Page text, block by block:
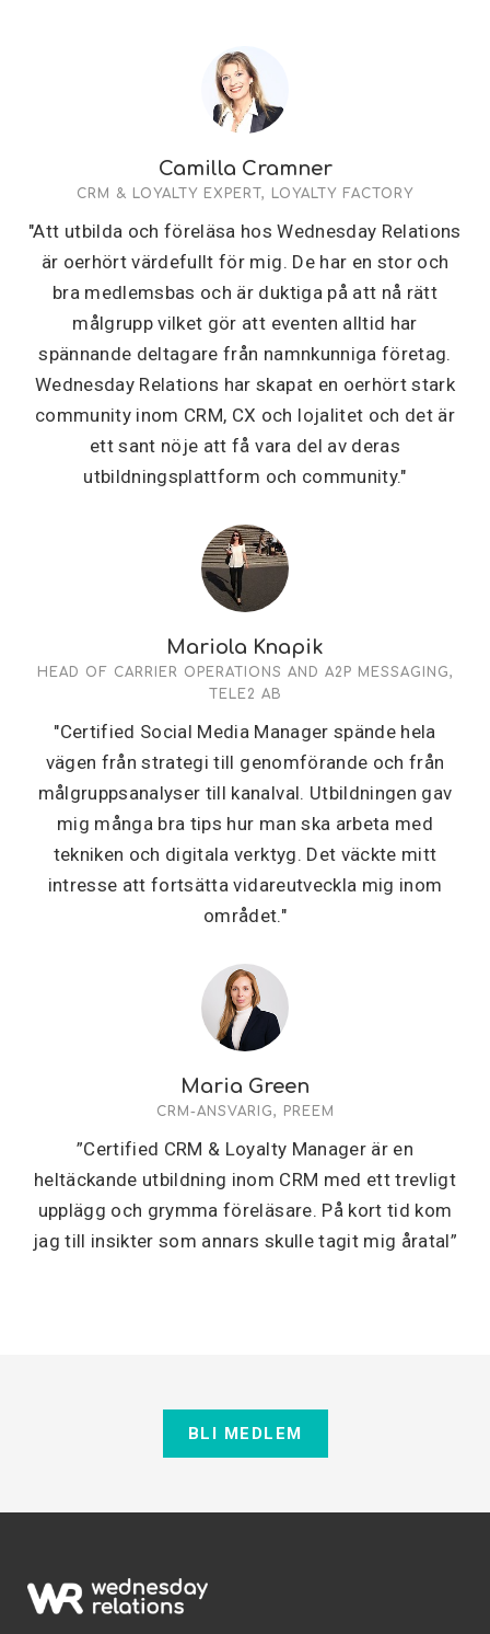
Camilla Cramner
CRM & LOYALTY EXPERT, LOYALTY FACTORY
"Att utbilda och föreläsa hos Wednesday Relations
är oerhört värdefullt för mig. De har en stor och
bra medlemsbas och är duktiga på att nå rätt
målgrupp vilket gör att eventen alltid har
spännande deltagare från namnkunniga företag.
Wednesday Relations har skapat en oerhört stark
community inom CRM, CX och lojalitet och det är
ett sant nöje att få vara del av deras
utbildningsplattform och community."
Mariola Knapik
HEAD OF CARRIER OPERATIONS AND A2P MESSAGING,
TELE2 AB
"Certified Social Media Manager spände hela
vägen från strategi till genomförande och från
målgruppsanalyser till kanalval. Utbildningen gav
mig många bra tips hur man ska arbeta med
tekniken och digitala verktyg. Det väckte mitt
intresse att fortsätta vidareutveckla mig inom
området."
Maria Green
CRM-ANSVARIG, PREEM
”Certified CRM & Loyalty Manager är en
heltäckande utbildning inom CRM med ett trevligt
upplägg och grymma föreläsare. På kort tid kom
jag till insikter som annars skulle tagit mig åratal”
BLI MEDLEM